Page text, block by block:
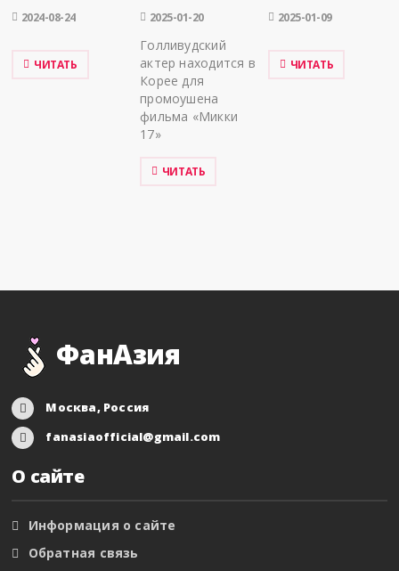
2024-08-24
ЧИТАТЬ
2025-01-20
Голливудский
актер находится в
Корее для
промоушена
фильма «Микки
17»
ЧИТАТЬ
2025-01-09
ЧИТАТЬ
ФанАзия
Москва, Россия
fanasiaofficial@gmail.com
О сайте
Информация о сайте
Обратная связь